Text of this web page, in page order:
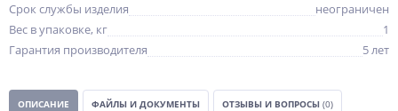
Срок службы изделия
неограничен
Вес в упаковке, кг
1
Гарантия производителя
5 лет
ОПИСАНИЕ ФАЙЛЫ И ДОКУМЕНТЫ ОТЗЫВЫ И ВОПРОСЫ (0)